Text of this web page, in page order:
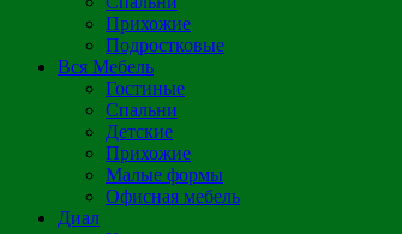
Прихожие
Подростковые
Вся Мебель
Гостиные
Спальни
Детские
Прихожие
Малые формы
Офисная мебель
Диал